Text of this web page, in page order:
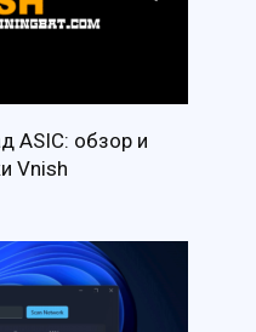
ASIC: обзор и
Vnish